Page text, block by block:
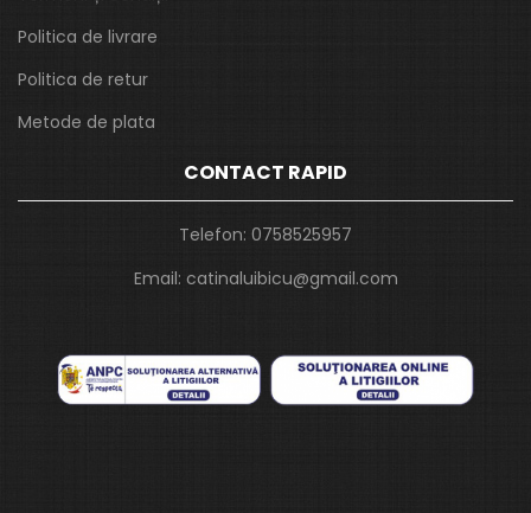
Politica de livrare
Politica de retur
Metode de plata
CONTACT RAPID
Telefon: 0758525957
Email: catinaluibicu@gmail.com